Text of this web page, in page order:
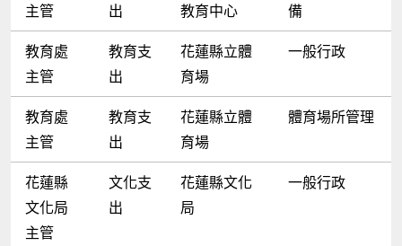
主管
出
教育中心
備
教育處
主管
教育支
出
花蓮縣立體
育場
一般行政
教育處
主管
教育支
出
花蓮縣立體
育場
體育場所管理
花蓮縣
文化局
主管
文化支
出
花蓮縣文化
局
一般行政